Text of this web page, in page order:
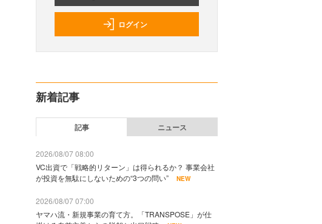
ログイン
新着記事
記事 ニュース
2026/08/07 08:00
VC出資で「戦略的リターン」は得られるか？ 事業会社
が投資を無駄にしないための“3つの問い”
NEW
2026/08/07 07:00
ヤマハ流・新規事業の育て方。「TRANSPOSE」が仕